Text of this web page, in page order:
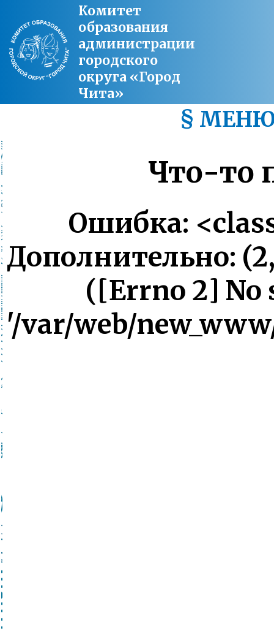
Комитет
образования
администрации
городского
округа «Город
Чита»
§
Что-то
Ошибка:
Дополнительно:
([Errno 2] No
'/var/web/